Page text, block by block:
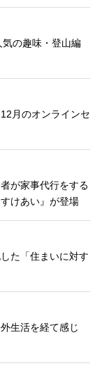
気の趣味・登山編
月のオンラインセ
が家事代行をする
けあい』が登場
た「住まいに対す
生活を経て感じ